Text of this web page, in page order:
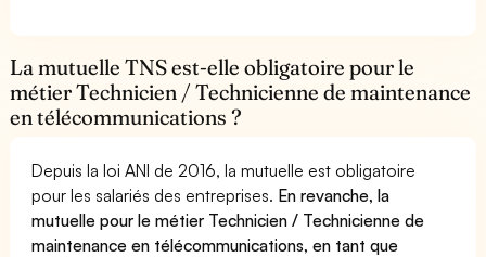
La mutuelle TNS est-elle obligatoire pour le
métier Technicien / Technicienne de maintenance
en télécommunications ?
Depuis la loi ANI de 2016, la mutuelle est obligatoire
pour les salariés des entreprises. En revanche, la
mutuelle pour le métier Technicien / Technicienne de
maintenance en télécommunications, en tant que